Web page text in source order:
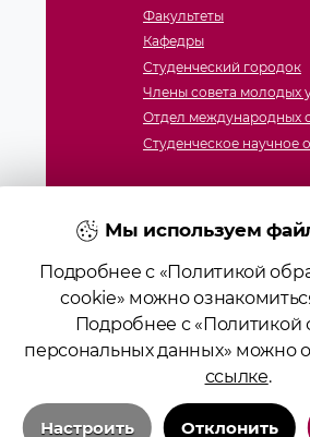
Факультеты
Кафедры
Студенческий городок
Члены совета молодых
Отдел международных
Студенческое научное
образования «Гродненский
№ 4141710567 от 04.01.2017
сайта возможно при условии
Положение о защите
Политика в отношении
Мы используем
Подробнее с «Политикой
cookie» можно
Подробнее с «Политикой
персональных данных» можно
ссылке.
Настроить Отклонить